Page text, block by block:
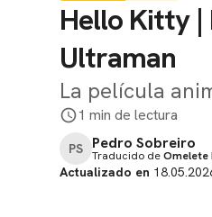
Hello Kitty |
Ultraman
La película
1 min de lectura
PS Pedro Sobreiro
Traducido deOmelete
Actualizado en